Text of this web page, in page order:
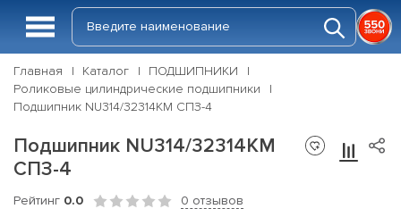
Главная Каталог
ПОДШИПНИКИ
Роликовые цилиндрические подшипники
Подшипник NU314/32314КМ СПЗ-4
Подшипник NU314/32314КМ
СПЗ-4
Рейтинг 0.0 0 отзывов